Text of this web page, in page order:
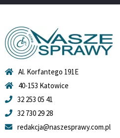
Al. Korfantego 191E
40-153 Katowice
32 253 05 41
32 730 29 28
redakcja@naszesprawy.com.pl